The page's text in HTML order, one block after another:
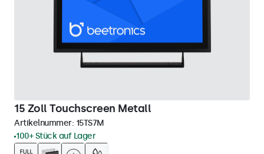
15 Zoll Touchscreen Metall
Artikelnummer: 15TS7M
100+ Stück auf Lager